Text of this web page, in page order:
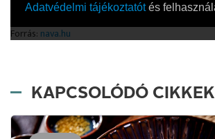
KAPCSOLÓDÓ CIKKEK